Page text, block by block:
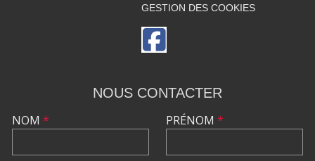
GESTION DES COOKIES
NOUS CONTACTER
NOM * PRÉNOM *